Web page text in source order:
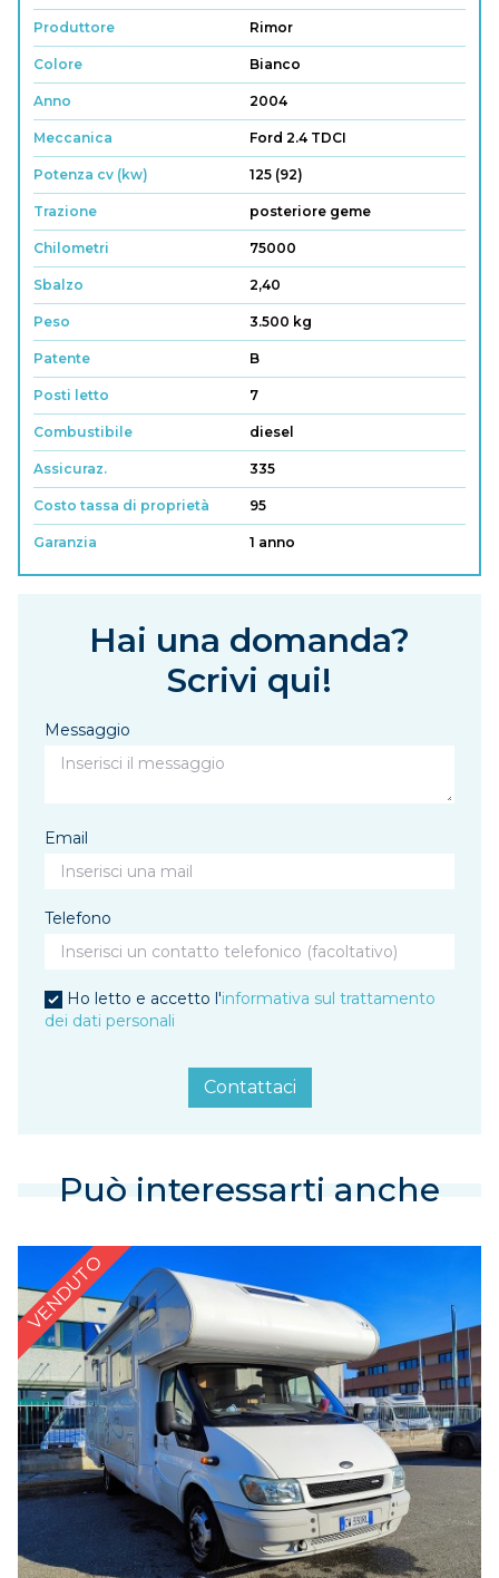
Produttore Rimor
Colore Bianco
Anno 2004
Meccanica Ford 2.4 TDCI
Potenza cv (kw) 125 (92)
Trazione posteriore geme
Chilometri 75000
Sbalzo 2,40
Peso 3.500 kg
Patente B
Posti letto 7
Combustibile diesel
Assicuraz. 335
Costo tassa di proprietà 95
Garanzia 1 anno
Hai una domanda?
Scrivi qui!
Messaggio
Email
Telefono
Ho letto e accetto l'informativa sul trattamento
dei dati personali
Contattaci
Può interessarti anche
VENDUTO